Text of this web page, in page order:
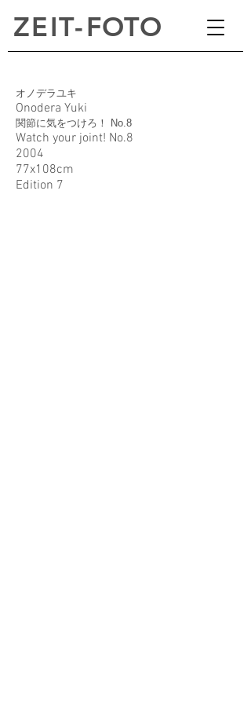
ZEIT-FOTO
オノデラユキ
Onodera Yuki
関節に気をつけろ！ No.8
Watch your joint! No.8
2004
77x108cm
Edition 7